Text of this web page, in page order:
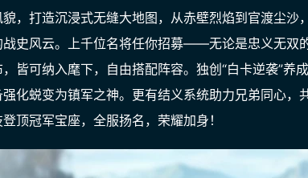
，打造沉浸式无缝大地图，从赤壁烈焰到官渡尘沙
史风云。上千位名将任你招募——无论是忠义无双
皆可纳入麾下，自由搭配阵容。独创“白卡逆袭”养
化蜕变为镇军之神。更有结义系统助力兄弟同心，
顶冠军宝座，全服扬名，荣耀加身！